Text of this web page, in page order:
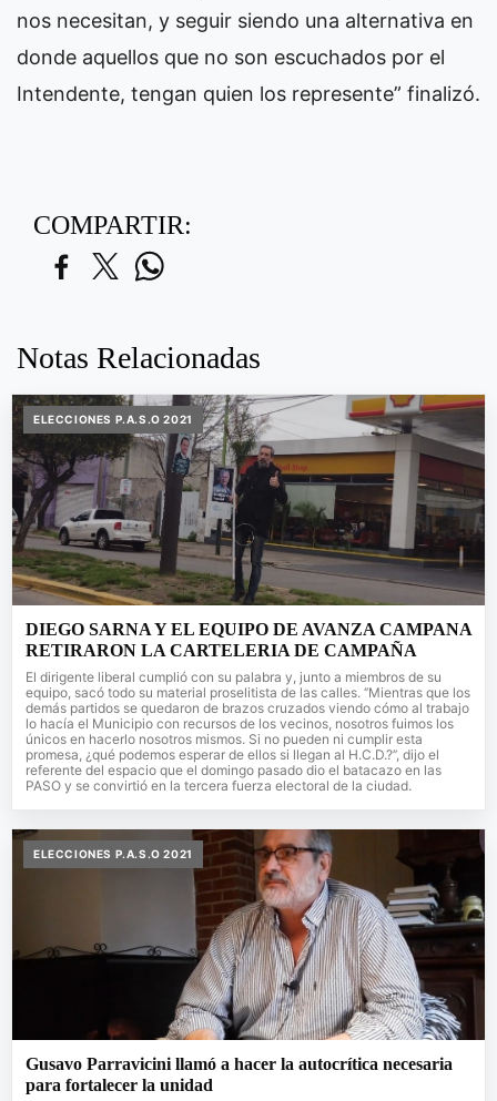
nos necesitan, y seguir siendo una alternativa en
donde aquellos que no son escuchados por el
Intendente, tengan quien los represente” finalizó.
COMPARTIR:
Notas Relacionadas
ELECCIONES P.A.S.O 2021
DIEGO SARNA Y EL EQUIPO DE AVANZA CAMPANA
RETIRARON LA CARTELERIA DE CAMPAÑA
El dirigente liberal cumplió con su palabra y, junto a miembros de su
equipo, sacó todo su material proselitista de las calles. ‘’Mientras que los
demás partidos se quedaron de brazos cruzados viendo cómo al trabajo
lo hacía el Municipio con recursos de los vecinos, nosotros fuimos los
únicos en hacerlo nosotros mismos. Si no pueden ni cumplir esta
promesa, ¿qué podemos esperar de ellos si llegan al H.C.D.?’’, dijo el
referente del espacio que el domingo pasado dio el batacazo en las
PASO y se convirtió en la tercera fuerza electoral de la ciudad.
ELECCIONES P.A.S.O 2021
Gusavo Parravicini llamó a hacer la autocrítica necesaria
para fortalecer la unidad